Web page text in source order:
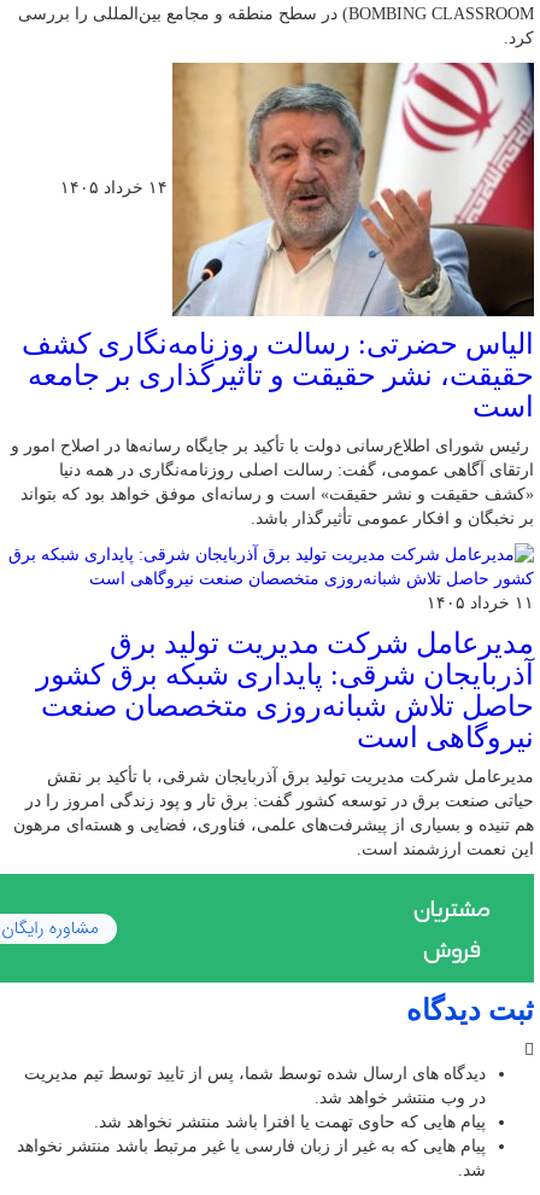
BOMBING CLASSROOM) در سطح منطقه و مجامع بین‌المللی را بررسی
کرد.
۱۴ خرداد ۱۴۰۵
الیاس حضرتی: رسالت روزنامه‌نگاری کشف
حقیقت، نشر حقیقت و تأثیرگذاری بر جامعه
است
رئیس شورای اطلاع‌رسانی دولت با تأکید بر جایگاه رسانه‌ها در اصلاح امور و
ارتقای آگاهی عمومی، گفت: رسالت اصلی روزنامه‌نگاری در همه دنیا
«کشف حقیقت و نشر حقیقت» است و رسانه‌ای موفق خواهد بود که بتواند
بر نخبگان و افکار عمومی تأثیرگذار باشد.
۱۱ خرداد ۱۴۰۵
مدیرعامل شرکت مدیریت تولید برق
آذربایجان شرقی: پایداری شبکه برق کشور
حاصل تلاش شبانه‌روزی متخصصان صنعت
نیروگاهی است
مدیرعامل شرکت مدیریت تولید برق آذربایجان شرقی، با تأکید بر نقش
حیاتی صنعت برق در توسعه کشور گفت: برق تار و پود زندگی امروز را در
هم تنیده و بسیاری از پیشرفت‌های علمی، فناوری، فضایی و هسته‌ای مرهون
این نعمت ارزشمند است.
ثبت دیدگاه
دیدگاه های ارسال شده توسط شما، پس از تایید توسط تیم مدیریت
در وب منتشر خواهد شد.
پیام هایی که حاوی تهمت یا افترا باشد منتشر نخواهد شد.
پیام هایی که به غیر از زبان فارسی یا غیر مرتبط باشد منتشر نخواهد
شد.